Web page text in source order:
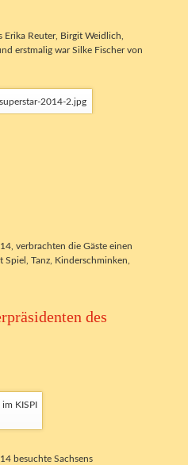
Erika Reuter, Birgit Weidlich,
erstmalig war Silke Fischer von
verbrachten die Gäste einen
Tanz, Kinderschminken,
des
besuchte Sachsens